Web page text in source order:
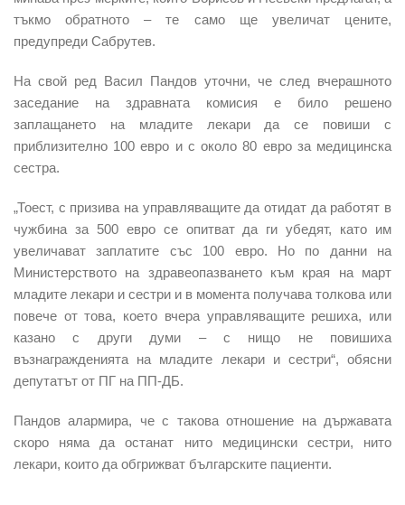
тъкмо обратното – те само ще увеличат цените,
предупреди Сабрутев.
На свой ред Васил Пандов уточни, че след вчерашното
заседание на здравната комисия е било решено
заплащането на младите лекари да се повиши с
приблизително 100 евро и с около 80 евро за медицинска
сестра.
„Тоест, с призива на управляващите да отидат да работят в
чужбина за 500 евро се опитват да ги убедят, като им
увеличават заплатите със 100 евро. Но по данни на
Министерството на здравеопазването към края на март
младите лекари и сестри и в момента получава толкова или
повече от това, което вчера управляващите решиха, или
казано с други думи – с нищо не повишиха
възнагражденията на младите лекари и сестри“, обясни
депутатът от ПГ на ПП-ДБ.
Пандов алармира, че с такова отношение на държавата
скоро няма да останат нито медицински сестри, нито
лекари, които да обгрижват българските пациенти.